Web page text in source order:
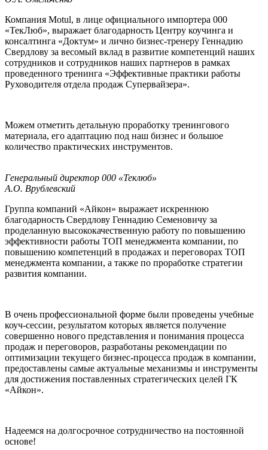
Компания Motul, в лице официального импортера 000
«ТекЛюб», выражает благодарность Центру коучинга и
консалтинга «Доктум» и лично бизнес-тренеру Геннадию
Свердлову за весомый вклад в развитие компетенций наших
сотрудников и сотрудников наших партнеров в рамках
проведенного тренинга «Эффективные практики работы
Руховодителя отдела продаж Супервайзера».
Можем отметить детальную проработку тренингового
материала, его адаптацию под наш бизнес и большое
количество практических инструментов.
Генеральный директор 000 «Теклюб»
А.О. Врублевский
Группа компаний «Айкон» выражает искреннюю
благодарность Свердлову Геннадию Семеновичу за
проделанную высококачественную работу по повышению
эффективности работы ТОП менеджмента компании, по
повышению компетенций в продажах и переговорах ТОП
менеджмента компании, а также по проработке стратегии
развития компании.
В очень профессиональной форме были проведены учебные
коуч-сессии, результатом которых является получение
совершенно нового представления и понимания процесса
продаж и переговоров, разработаны рекомендации по
оптимизации текущего бизнес-процесса продаж в компании,
предоставлены самые актуальные механизмы и инструменты
для достижения поставленных стратегических целей ГК
«Айкон».
Надеемся на долгосрочное сотрудничество на постоянной
основе!